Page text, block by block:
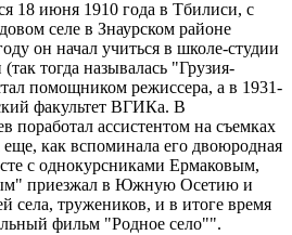
18 июня 1910 года в Тбилиси, с
селе в Знаурском районе
он начал учиться в школе-студии
тогда называлась "Грузия-
помощником режиссера, а в 1931-
факультет ВГИКа. В
поработал ассистентом на съемках
как вспоминала его двоюродная
с однокурсниками Ермаковым,
приезжал в Южную Осетию и
села, тружеников, и в итоге время
фильм "Родное село"".